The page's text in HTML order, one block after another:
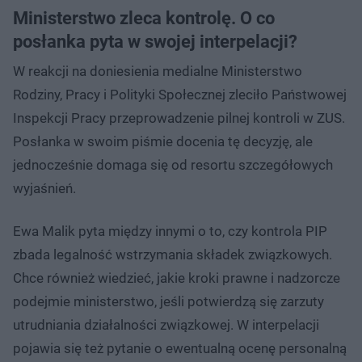
Ministerstwo zleca kontrolę. O co
posłanka pyta w swojej interpelacji?
W reakcji na doniesienia medialne Ministerstwo
Rodziny, Pracy i Polityki Społecznej zleciło Państwowej
Inspekcji Pracy przeprowadzenie pilnej kontroli w ZUS.
Posłanka w swoim piśmie docenia tę decyzję, ale
jednocześnie domaga się od resortu szczegółowych
wyjaśnień.
Ewa Malik pyta między innymi o to, czy kontrola PIP
zbada legalność wstrzymania składek związkowych.
Chce również wiedzieć, jakie kroki prawne i nadzorcze
podejmie ministerstwo, jeśli potwierdzą się zarzuty
utrudniania działalności związkowej. W interpelacji
pojawia się też pytanie o ewentualną ocenę personalną